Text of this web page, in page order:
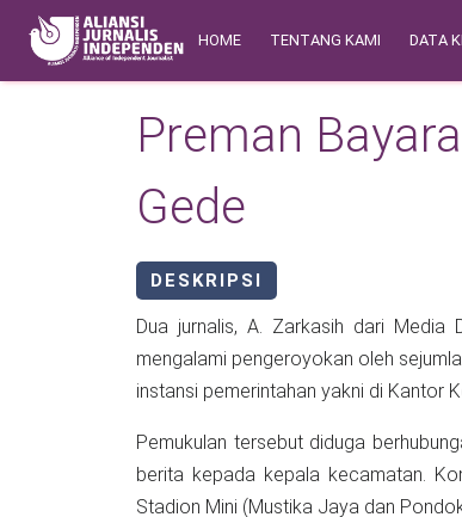
Skip to main content
Safety Corner
Main navigation
HOME TENTANG KAMI DATA
Preman
Gede
DESKRIPSI
Dua jurnalis, A. Zarkasih dari
mengalami pengeroyokan oleh
instansi pemerintahan yakni di Kantor
Pemukulan tersebut diduga
berita kepada kepala kecamatan.
Stadion Mini (Mustika Jaya dan